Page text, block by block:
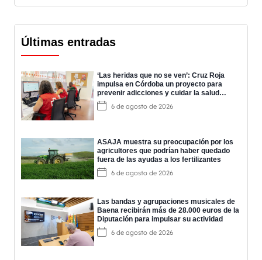
Últimas entradas
‘Las heridas que no se ven’: Cruz Roja
impulsa en Córdoba un proyecto para
prevenir adicciones y cuidar la salud
mental
6 de agosto de 2026
ASAJA muestra su preocupación por los
agricultores que podrían haber quedado
fuera de las ayudas a los fertilizantes
6 de agosto de 2026
Las bandas y agrupaciones musicales de
Baena recibirán más de 28.000 euros de la
Diputación para impulsar su actividad
6 de agosto de 2026